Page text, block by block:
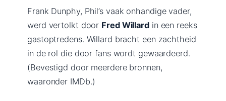
Frank Dunphy, Phil’s vaak onhandige vader,
werd vertolkt door Fred Willardin een reeks
gastoptredens. Willard bracht een zachtheid
in de rol die door fans wordt gewaardeerd.
(Bevestigd door meerdere bronnen,
waaronder IMDb.)